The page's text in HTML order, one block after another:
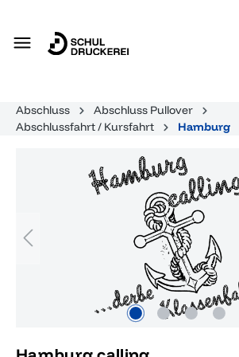
Abschluss
Abschluss Pullover
Abschlussfahrt / Kursfahrt
Hamburg
Bildergalerie überspringen